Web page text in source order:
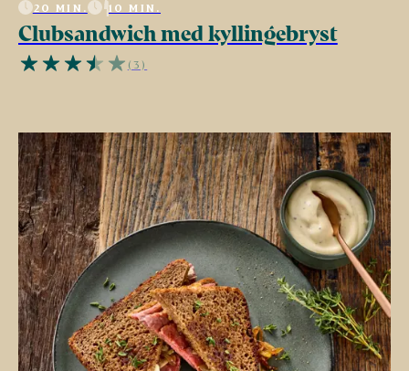
20 MIN. 10 MIN.
Clubsandwich med kyllingebryst
(3)